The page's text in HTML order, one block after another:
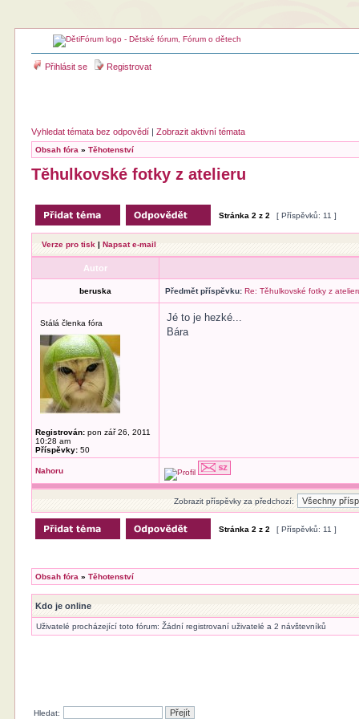
Přihlásit se Registrovat
Vyhledat témata bez odpovědí |Zobrazit aktivní témata
Obsah fóra »Těhotenství
Těhulkovské fotky z atelieru
Stránka2 z2 [ Příspěvků: 11 ]
Verze pro tisk |Napsat e-mail
Autor
beruska Předmět příspěvku: Re: Těhulkovské fotky z
Stálá členka fóra
Registrován: pon zář 26, 2011
10:28 am
Příspěvky: 50
Jé to je hezké...
Bára
Nahoru
Zobrazit příspěvky za předchozí:
Stránka2 z2 [ Příspěvků: 11 ]
Obsah fóra »Těhotenství
Kdo je online
Uživatelé procházející toto fórum: Žádní registrovaní uživatelé a 2 návštevníků
Hledat: